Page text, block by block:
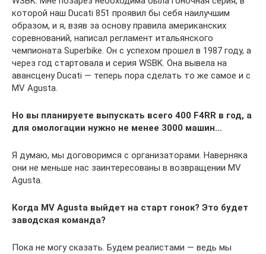
которой наш Ducati 851 проявил бы себя наилучшим
образом, и я, взяв за основу правила американских
соревнований, написал регламент итальянского
чемпионата Superbike. Он с успехом прошел в 1987 году, а
через год стартовала и серия WSBK. Она вывела на
авансцену Ducati — теперь пора сделать то же самое и с
MV Agusta.
Но вы планируете выпускать всего 400 F4RR в год, а
для омологации нужно не менее 3000 машин…
Я думаю, мы договоримся с организаторами. Наверняка
они не меньше нас заинтересованы в возвращении MV
Agusta.
Когда MV Agusta выйдет на старт гонок? Это будет
заводская команда?
Пока не могу сказать. Будем реалистами — ведь мы